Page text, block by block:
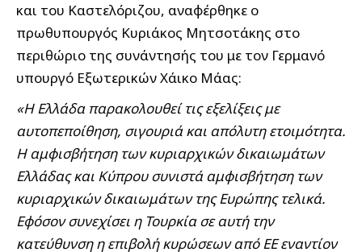
και του Καστελόριζου, αναφέρθηκε ο
πρωθυπουργός Κυριάκος Μητσοτάκης στο
περιθώριο της συνάντησής του με τον Γερμανό
υπουργό Εξωτερικών Χάικο Μάας:
«Η Ελλάδα παρακολουθεί τις εξελίξεις με
αυτοπεποίθηση, σιγουριά και απόλυτη ετοιμότητα.
Η αμφισβήτηση των κυριαρχικών δικαιωμάτων
Ελλάδας και Κύπρου συνιστά αμφισβήτηση των
κυριαρχικών δικαιωμάτων της Ευρώπης τελικά.
Εφόσον συνεχίσει η Τουρκία σε αυτή την
κατεύθυνση η επιβολή κυρώσεων από ΕΕ εναντίον